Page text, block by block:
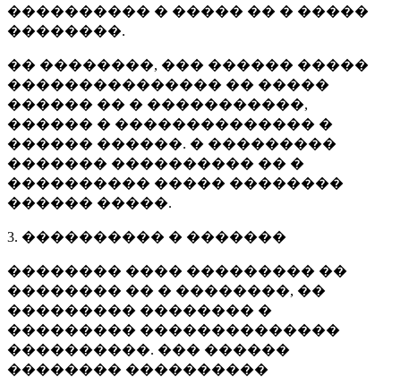
���������� � ����� �� � �����
��������.
�� ��������, ��� ������ �����
��������������� �� �����
������ �� � �����������,
������ � �������������� �
������ ������. � ���������
������� ���������� �� �
���������� ����� ��������
������ �����.
3. ���������� � �������
�������� ���� ��������� ��
�������� �� � ��������, ��
��������� �������� �
��������� ��������������
����������. ��� ������
�������� ����������